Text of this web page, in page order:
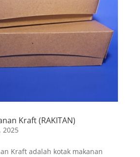
Kraft (RAKITAN)
2025
Kraft adalah kotak makanan